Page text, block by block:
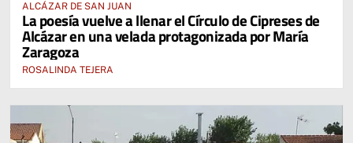
ALCÁZAR DE SAN JUAN
La poesía vuelve a llenar el Círculo de Cipreses de
Alcázar en una velada protagonizada por María
Zaragoza
ROSALINDA TEJERA